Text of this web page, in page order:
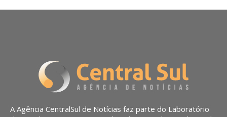
A Agência CentralSul de Notícias faz parte do Laboratório